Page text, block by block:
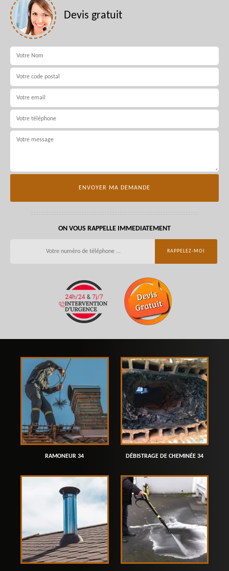
Devis gratuit
ON VOUS RAPPELLE IMMEDIATEMENT
RAMONEUR 34 DÉBISTRAGE DE CHEMINÉE 34